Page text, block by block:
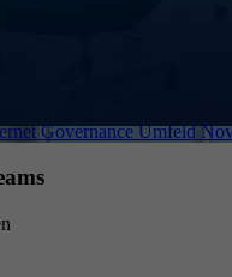
Governance Umfeld